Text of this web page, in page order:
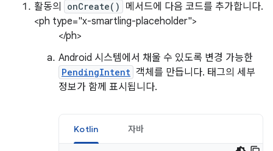
활동의
onCreate()
메서드에 다음 코드를 추가합니다.
<ph type="x-smartling-placeholder">
</ph>
Android 시스템에서 채울 수 있도록 변경 가능한
PendingIntent 객체를 만듭니다. 태그의 세부
정보가 함께 표시됩니다.
Kotlin 자바